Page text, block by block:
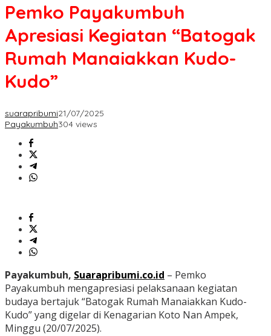
Pemko Payakumbuh
Apresiasi Kegiatan “Batogak
Rumah Manaiakkan Kudo-
Kudo”
suarapribumi21/07/2025
Payakumbuh304 views
Payakumbuh, Suarapribumi.co.id – Pemko
Payakumbuh mengapresiasi pelaksanaan kegiatan
budaya bertajuk “Batogak Rumah Manaiakkan Kudo-
Kudo” yang digelar di Kenagarian Koto Nan Ampek,
Minggu (20/07/2025).